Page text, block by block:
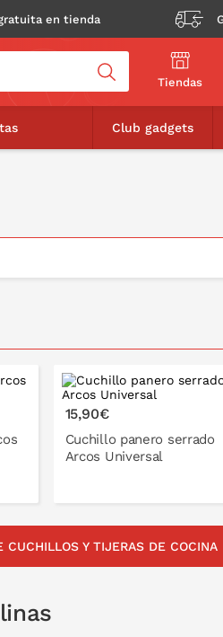
en tienda
Tiendas
Club gadgets
15,90€
Cuchillo panero serrado
Arcos Universal
PONLO EN LA CESTA
CUCHILLOS Y TIJERAS DE COCINA